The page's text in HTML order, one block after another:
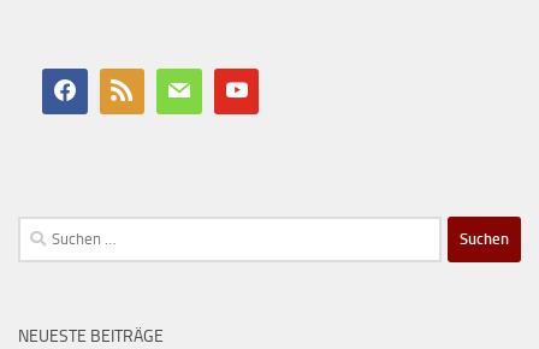
Suchen
nach:
NEUESTE BEITRÄGE